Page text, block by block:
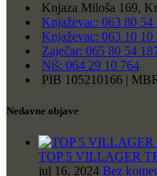
Knjaza Miloša 169,
Knjaževac: 063 80 54
Knjaževac: 063 10 10
Zaječar: 065 80 54
Niš: 064 29 10 764
PIB 105210166 |
Nedavne objave
TOP 5 VILLAGER
jul 16, 2024 Bez